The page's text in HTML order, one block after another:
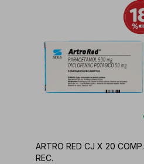
ARTRO RED CJ X 20 COMP.
REC.